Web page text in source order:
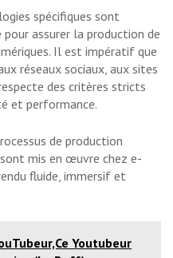
spécifiques sont
assurer la production de
Il est impératif que
réseaux sociaux, aux sites
des critères stricts
et performance.
de production
mis en œuvre chez e-
fluide, immersif et
Youtubeur